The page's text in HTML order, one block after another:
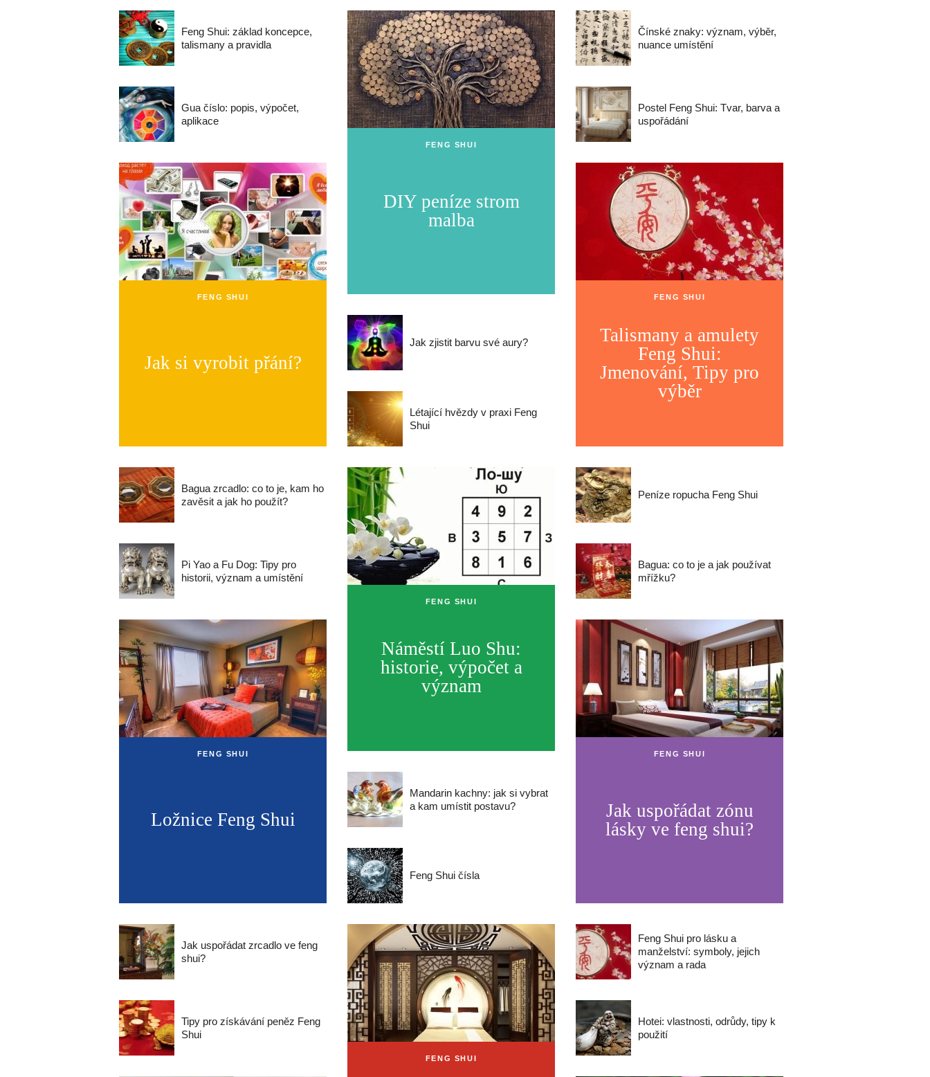
Feng Shui: základ koncepce,
talismany a pravidla
Gua číslo: popis, výpočet,
aplikace
FENG SHUI
Jak si vyrobit přání?
FENG SHUI
DIY peníze strom
malba
Jak zjistit barvu své aury?
Létající hvězdy v praxi Feng
Shui
Čínské znaky: význam, výběr,
nuance umístění
Postel Feng Shui: Tvar, barva a
uspořádání
FENG SHUI
Talismany a amulety
Feng Shui:
Jmenování, Tipy pro
výběr
Bagua zrcadlo: co to je, kam ho
zavěsit a jak ho použít?
Pi Yao a Fu Dog: Tipy pro
historii, význam a umístění
FENG SHUI
Ložnice Feng Shui
FENG SHUI
Náměstí Luo Shu:
historie, výpočet a
význam
Mandarin kachny: jak si vybrat
a kam umístit postavu?
Feng Shui čísla
Peníze ropucha Feng Shui
Bagua: co to je a jak používat
mřížku?
FENG SHUI
Jak uspořádat zónu
lásky ve feng shui?
Jak uspořádat zrcadlo ve feng
shui?
Tipy pro získávání peněz Feng
Shui
FENG SHUI
Feng Shui pro lásku a
manželství: symboly, jejich
význam a rada
Hotei: vlastnosti, odrůdy, tipy k
použití